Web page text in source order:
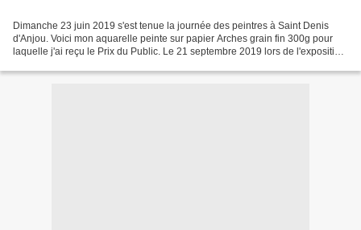
Dimanche 23 juin 2019 s'est tenue la journée des peintres à Saint Denis
d'Anjou. Voici mon aquarelle peinte sur papier Arches grain fin 300g pour
laquelle j'ai reçu le Prix du Public. Le 21 septembre 2019 lors de l'exposition